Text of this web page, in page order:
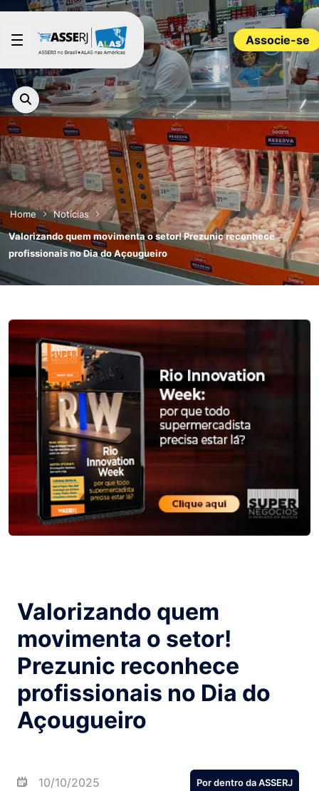
Pular para o Conteúdo principal
Associe-se
Home
Notícias
Valorizando quem movimenta o setor! Prezunic reconhece
profissionais no Dia do Açougueiro
Valorizando quem
movimenta o setor!
Prezunic reconhece
profissionais no Dia do
Açougueiro
10/10/2025 Por dentro da ASSERJ